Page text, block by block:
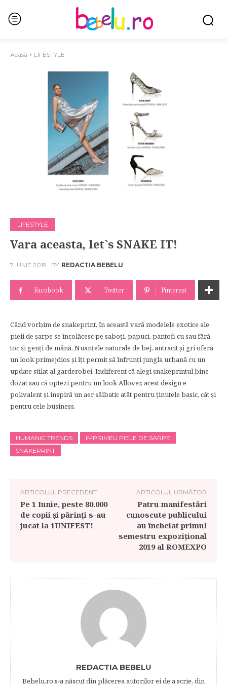
Acasă LIFESTYLE
LIFESTYLE
Vara aceasta, let`s SNAKE IT!
7 IUNIE 2019 BY REDACTIA BEBELU
Facebook Twitter Pinterest
Când vorbim de snakeprint, în această vară modelele exotice ale
pieii de șarpe se încolăcesc pe saboți, papuci, pantofi cu sau fără
toc și genți de mână. Nuanțele naturale de bej, antracit și gri oferă
un look primejdios și îți permit să înfrunți jungla urbană cu un
update stilat al garderobei. Indiferent că alegi snakeprintul bine
dozat sau că optezi pentru un look Allover, acest design e
polivalent și inspiră un aer sălbatic atât pentru ținutele basic, cât și
pentru cele business.
HUMANIC TRENDS
IMPRIMEU PIELE DE SARPE
SNAKEPRINT
ARTICOLUL PRECEDENT
Pe 1 Iunie, peste 80.000
de copii și părinți s-au
jucat la 1UNIFEST!
ARTICOLUL URMĂTOR
Patru manifestări
cunoscute publicului
au încheiat primul
semestru expozițional
2019 al ROMEXPO
REDACTIA BEBELU
Bebelu.ro s-a născut din plăcerea autorilor ei de a scrie, din